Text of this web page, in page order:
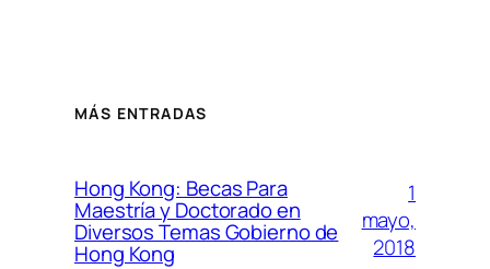
MÁS ENTRADAS
Hong Kong: Becas Para
Maestría y Doctorado en
Diversos Temas Gobierno de
Hong Kong
1
mayo,
2018